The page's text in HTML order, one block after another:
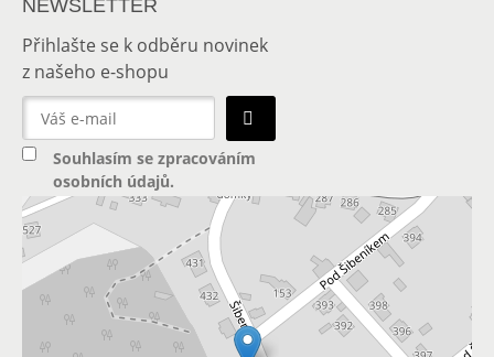
NEWSLETTER
Přihlašte se k odběru novinek
z našeho e-shopu
Souhlasím se zpracováním
osobních údajů.